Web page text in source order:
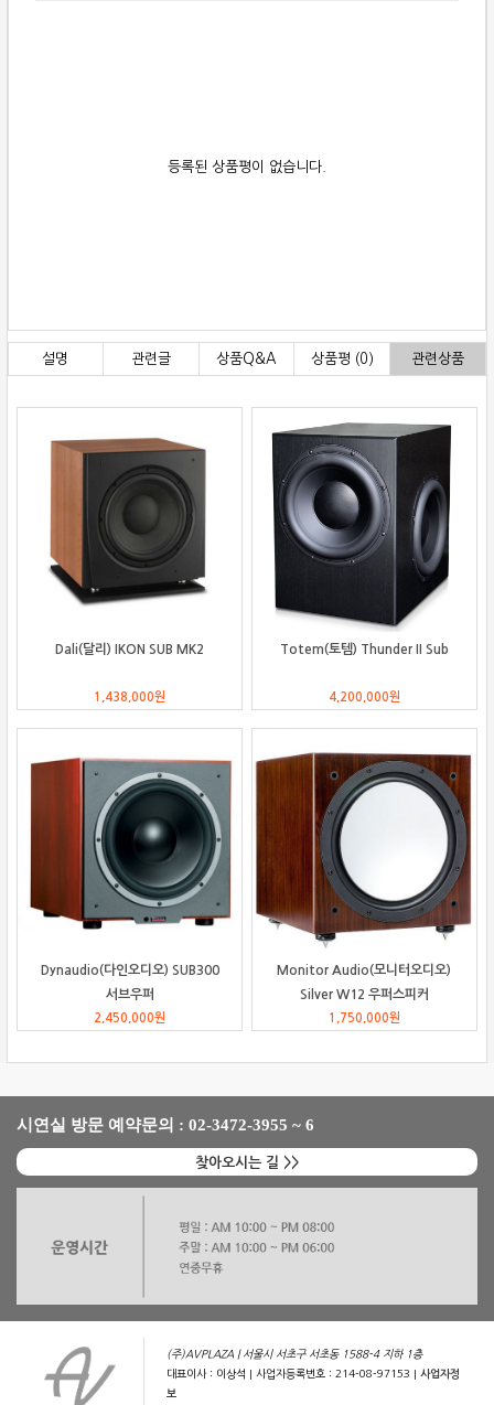
등록된 상품평이 없습니다.
설명 관련글 상품Q&A 상품평 (0) 관련상품
Dali(달리) IKON SUB MK2
1,438,000원
Totem(토템) Thunder II Sub
4,200,000원
Dynaudio(다인오디오) SUB300
서브우퍼
2,450,000원
Monitor Audio(모니터오디오)
Silver W12 우퍼스피커
1,750,000원
시연실 방문 예약문의 : 02-3472-3955 ~ 6
찾아오시는 길 >>
(주)AVPLAZA | 서울시 서초구 서초동 1588-4 지하 1층
대표이사 : 이상석 | 사업자등록번호 : 214-08-97153 |사업자정
보